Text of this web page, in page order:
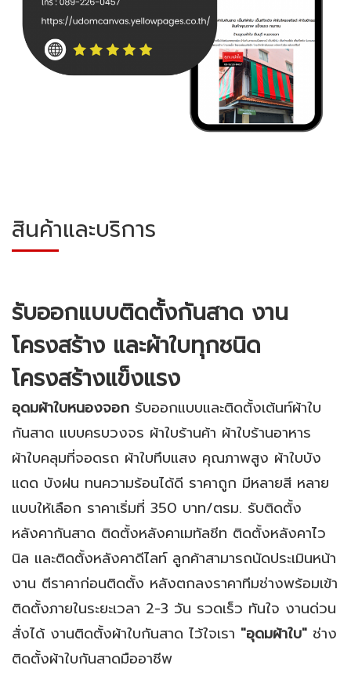
สินค้าและบริการ
รับออกแบบติดตั้งกันสาด งาน
โครงสร้าง และผ้าใบทุกชนิด
โครงสร้างแข็งแรง
อุดมผ้าใบหนองจอก รับออกแบบและติดตั้งเต้นท์ผ้าใบ
กันสาด แบบครบวงจร ผ้าใบร้านค้า ผ้าใบร้านอาหาร
ผ้าใบคลุมที่จอดรถ ผ้าใบทึบแสง คุณภาพสูง ผ้าใบบัง
แดด บังฝน ทนความร้อนได้ดี ราคาถูก มีหลายสี หลาย
แบบให้เลือก ราคาเริ่มที่ 350 บาท/ตรม. รับติดตั้ง
หลังคากันสาด ติดตั้งหลังคาเมทัลชีท ติดตั้งหลังคาไว
นิล และติดตั้งหลังคาดีไลท์ ลูกค้าสามารถนัดประเมินหน้า
งาน ตีราคาก่อนติดตั้ง หลังตกลงราคาทีมช่างพร้อมเข้า
ติดตั้งภายในระยะเวลา 2-3 วัน รวดเร็ว ทันใจ งานด่วน
สั่งได้ งานติดตั้งผ้าใบกันสาด ไว้ใจเรา "อุดมผ้าใบ" ช่าง
ติดตั้งผ้าใบกันสาดมืออาชีพ